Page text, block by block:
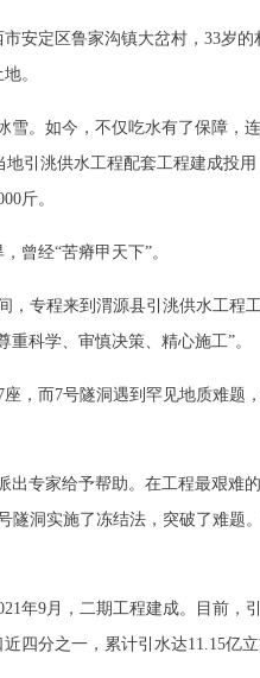
安定区鲁家沟镇大岔村，33岁
。
雪。如今，不仅吃水有了保障，
地引洮供水工程配套工程建成投
斤。
曾经“苦瘠甲天下”。
，专程来到渭源县引洮供水工程
科学、审慎决策、精心施工”。
，而7号隧洞遇到罕见地质难题
出专家给予帮助。在工程最艰难
隧洞实施了冻结法，突破了难题
年9月，二期工程建成。目前，
四分之一，累计引水达11.15亿立